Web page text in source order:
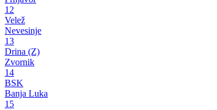
12
Velež
Nevesinje
13
Drina (Z)
Zvornik
14
BSK
Banja Luka
15